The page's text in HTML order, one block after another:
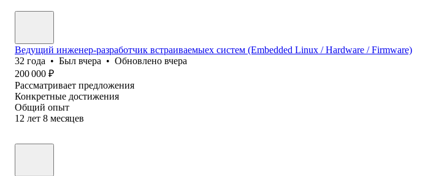
Ведущий инженер-разработчик встраиваемыех систем (Embedded Linux / Hardware / Firmware)
32 года • Был вчера • Обновлено вчера
200 000 ₽
Рассматривает предложения
Конкретные достижения
Общий опыт
12 лет 8 месяцев